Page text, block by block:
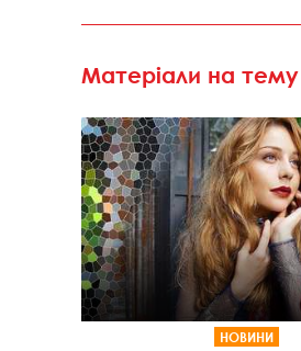
Матеріали на тему
НОВИНИ